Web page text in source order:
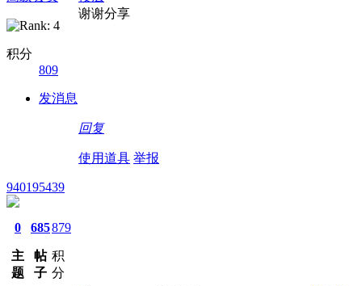
积分
809
发消息
谢谢分享
回复
使用道具 举报
940195439
0
主
题
685
帖
子
879
积
分